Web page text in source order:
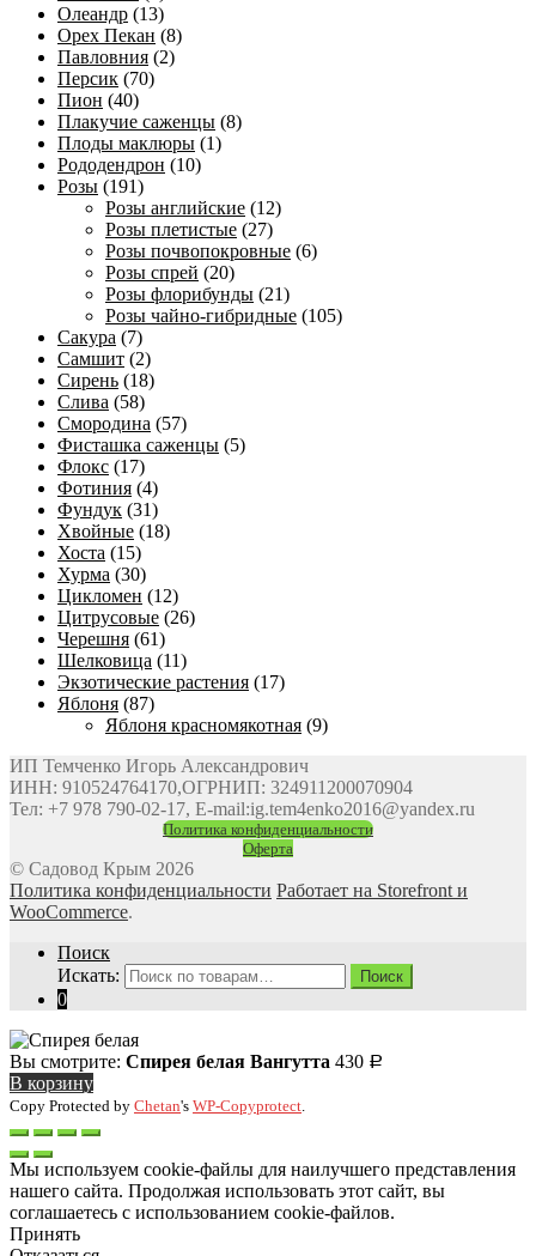
Олеандр (13)
Орех Пекан (8)
Павловния (2)
Персик (70)
Пион (40)
Плакучие саженцы (8)
Плоды маклюры (1)
Рододендрон (10)
Розы (191)
Розы английские (12)
Розы плетистые (27)
Розы почвопокровные (6)
Розы спрей (20)
Розы флорибунды (21)
Розы чайно-гибридные (105)
Сакура (7)
Самшит (2)
Сирень (18)
Слива (58)
Смородина (57)
Фисташка саженцы (5)
Флокс (17)
Фотиния (4)
Фундук (31)
Хвойные (18)
Хоста (15)
Хурма (30)
Цикломен (12)
Цитрусовые (26)
Черешня (61)
Шелковица (11)
Экзотические растения (17)
Яблоня (87)
Яблоня красномякотная (9)
ИП Темченко Игорь Александрович
ИНН: 910524764170,ОГРНИП: 324911200070904
Тел: +7 978 790-02-17, E-mail:ig.tem4enko2016@yandex.ru
Политика конфиденциальности
Оферта
© Садовод Крым 2026
Политика конфиденциальности Работает на Storefront и
WooCommerce.
Поиск
Искать:
Поиск
0
Вы смотрите: Спирея белая Вангутта 430 Р
В корзину
Copy Protected by Chetan's WP-Copyprotect
Мы используем cookie-файлы для наилучшего представления
нашего сайта. Продолжая использовать этот сайт, вы
соглашаетесь с использованием cookie-файлов.
Принять